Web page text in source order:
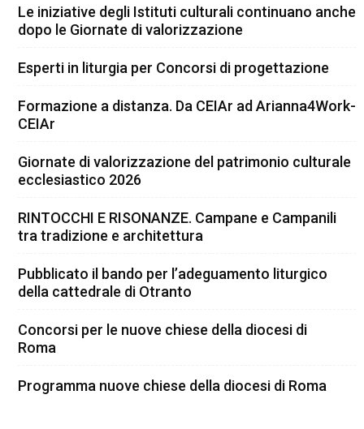
Le iniziative degli Istituti culturali continuano anche
dopo le Giornate di valorizzazione
Esperti in liturgia per Concorsi di progettazione
Formazione a distanza. Da CEIAr ad Arianna4Work-
CEIAr
Giornate di valorizzazione del patrimonio culturale
ecclesiastico 2026
RINTOCCHI E RISONANZE. Campane e Campanili
tra tradizione e architettura
Pubblicato il bando per l’adeguamento liturgico
della cattedrale di Otranto
Concorsi per le nuove chiese della diocesi di
Roma
Programma nuove chiese della diocesi di Roma